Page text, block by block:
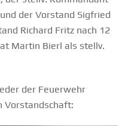
der Vorstand Sigfried
Richard Fritz nach 12
Martin Bierl als stellv.
der Feuerwehr
Vorstandschaft: